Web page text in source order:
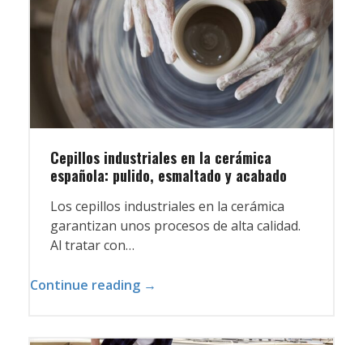
Cepillos industriales en la cerámica
española: pulido, esmaltado y acabado
Los cepillos industriales en la cerámica
garantizan unos procesos de alta calidad.
Al tratar con…
Continue reading →